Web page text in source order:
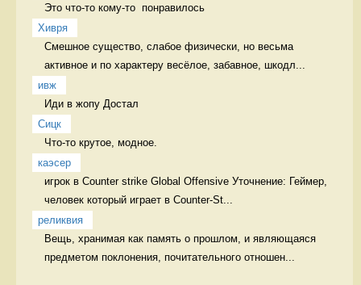
Это что-то кому-то  понравилось
Хивря
Смешное существо, слабое физически, но весьма
активное и по характеру весёлое, забавное, шкодл...
ивж
Иди в жопу Достал
Сицк
Что-то крутое, модное.
каэсер
игрок в Counter strike Global Offensive Уточнение: Геймер,
человек который играет в Counter-St...
реликвия
Вещь, хранимая как память о прошлом, и являющаяся
предметом поклонения, почитательного отношен...